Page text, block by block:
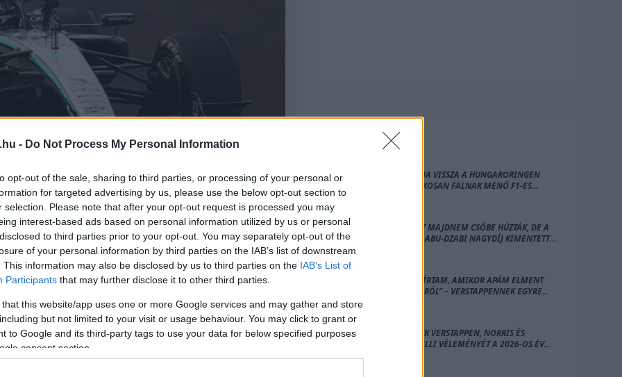
- Do Not Process My Personal Information
opt-out of the sale, sharing to third parties, or processing of your personal or
for targeted advertising by us, please use the below opt-out section to
selection. Please note that after your opt-out request is processed you may
interest-based ads based on personal information utilized by us or personal
to third parties prior to your opt-out. You may separately opt-out of the
of your personal information by third parties on the IAB’s list of downstream
This information may also be disclosed by us to third parties on the IAB’s List of
Participants that may further disclose it to other third parties.
that this website/app uses one or more Google services and may gather and store
but not limited to your visit or usage behaviour. You may click to grant or
to Google and its third-party tags to use your data for below specified purposes
consent section.
LAT Images
MEGOSZTÁS
HÍREK
MI TARTJA VISSZA A HUNGARORINGEN
SZÁNDÉKOSAN FALNAK MENŐ F1-ES
NORRIST MAJDNEM CSŐBE HÚZTÁK, DE A
2021-ES ABU-DZABI NAGYDÍJ KIMENTETTE
„ÉN IS SÍRTAM, AMIKOR APÁM ELMENT
OTTHONRÓL” – VERSTAPPENNEK EGYRE
KIKÉRTÜK VERSTAPPEN, NORRIS ÉS
ANTONELLI VÉLEMÉNYÉT A 2026-OS ÉV